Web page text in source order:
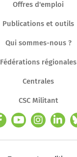
Offres d'emploi
Publications et outils
Qui sommes-nous ?
Fédérations régionales
Centrales
CSC Militant